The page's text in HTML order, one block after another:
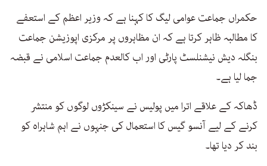
حکمراں جماعت عوامی لیگ کا کہنا ہے کہ وزیر اعظم کے استعفے
کا مطالبہ ظاہر کرتا ہے کہ ان مظاہروں پر مرکزی اپوزیشن جماعت
بنگلہ دیش نیشنلسٹ پارٹی اور اب کالعدم جماعت اسلامی نے قبضہ
جما لیا ہے۔
ڈھاکہ کے علاقے اترا میں پولیس نے سینکڑوں لوگوں کو منتشر
کرنے کے لیے آنسو گیس کا استعمال کی جنہوں نے اہم شاہراہ کو
بند کر دیا تھا۔